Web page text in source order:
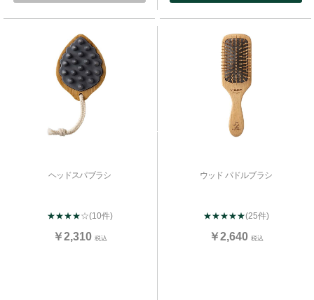
ヘッドスパブラシ
★★★★☆(10件)
￥2,310 税込
ウッド パドルブラシ
★★★★★(25件)
￥2,640 税込